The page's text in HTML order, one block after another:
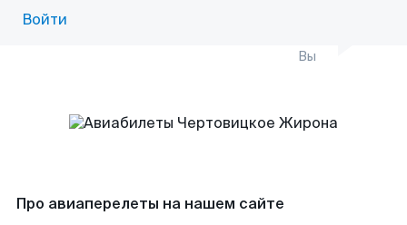
Войти
Вы
Про авиаперелеты на нашем сайте